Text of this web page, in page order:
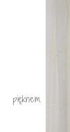
pięknem.